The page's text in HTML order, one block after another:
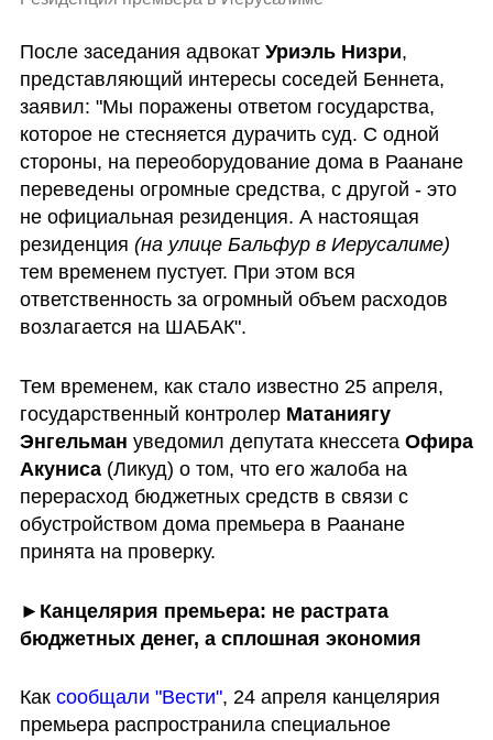
После заседания адвокат Уриэль Низри,
представляющий интересы соседей Беннета,
заявил: "Мы поражены ответом государства,
которое не стесняется дурачить суд. С одной
стороны, на переоборудование дома в Раанане
переведены огромные средства, с другой - это
не официальная резиденция. А настоящая
резиденция (на улице Бальфур в Иерусалиме)
тем временем пустует. При этом вся
ответственность за огромный объем расходов
возлагается на ШАБАК".
Тем временем, как стало известно 25 апреля,
государственный контролер Матаниягу
Энгельман уведомил депутата кнессета Офира
Акуниса (Ликуд) о том, что его жалоба на
перерасход бюджетных средств в связи с
обустройством дома премьера в Раанане
принята на проверку.
►Канцелярия премьера: не растрата
бюджетных денег, а сплошная экономия
Как сообщали "Вести", 24 апреля канцелярия
премьера распространила специальное